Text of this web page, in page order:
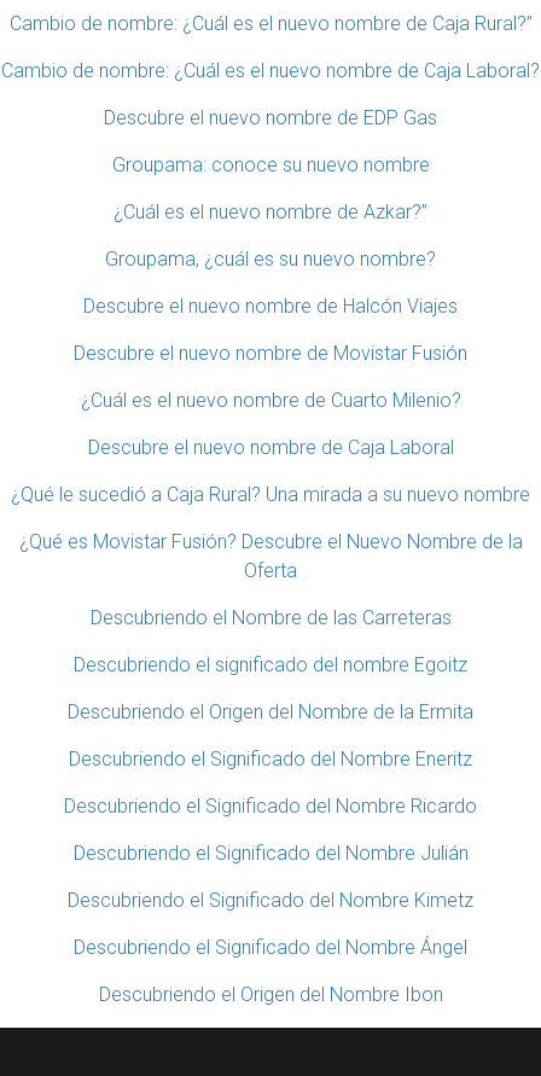
Cambio de nombre: ¿Cuál es el nuevo nombre de Caja Rural?”
Cambio de nombre: ¿Cuál es el nuevo nombre de Caja Laboral?
Descubre el nuevo nombre de EDP Gas
Groupama: conoce su nuevo nombre
¿Cuál es el nuevo nombre de Azkar?”
Groupama, ¿cuál es su nuevo nombre?
Descubre el nuevo nombre de Halcón Viajes
Descubre el nuevo nombre de Movistar Fusión
¿Cuál es el nuevo nombre de Cuarto Milenio?
Descubre el nuevo nombre de Caja Laboral
¿Qué le sucedió a Caja Rural? Una mirada a su nuevo nombre
¿Qué es Movistar Fusión? Descubre el Nuevo Nombre de la
Oferta
Descubriendo el Nombre de las Carreteras
Descubriendo el significado del nombre Egoitz
Descubriendo el Origen del Nombre de la Ermita
Descubriendo el Significado del Nombre Eneritz
Descubriendo el Significado del Nombre Ricardo
Descubriendo el Significado del Nombre Julián
Descubriendo el Significado del Nombre Kimetz
Descubriendo el Significado del Nombre Ángel
Descubriendo el Origen del Nombre Ibon